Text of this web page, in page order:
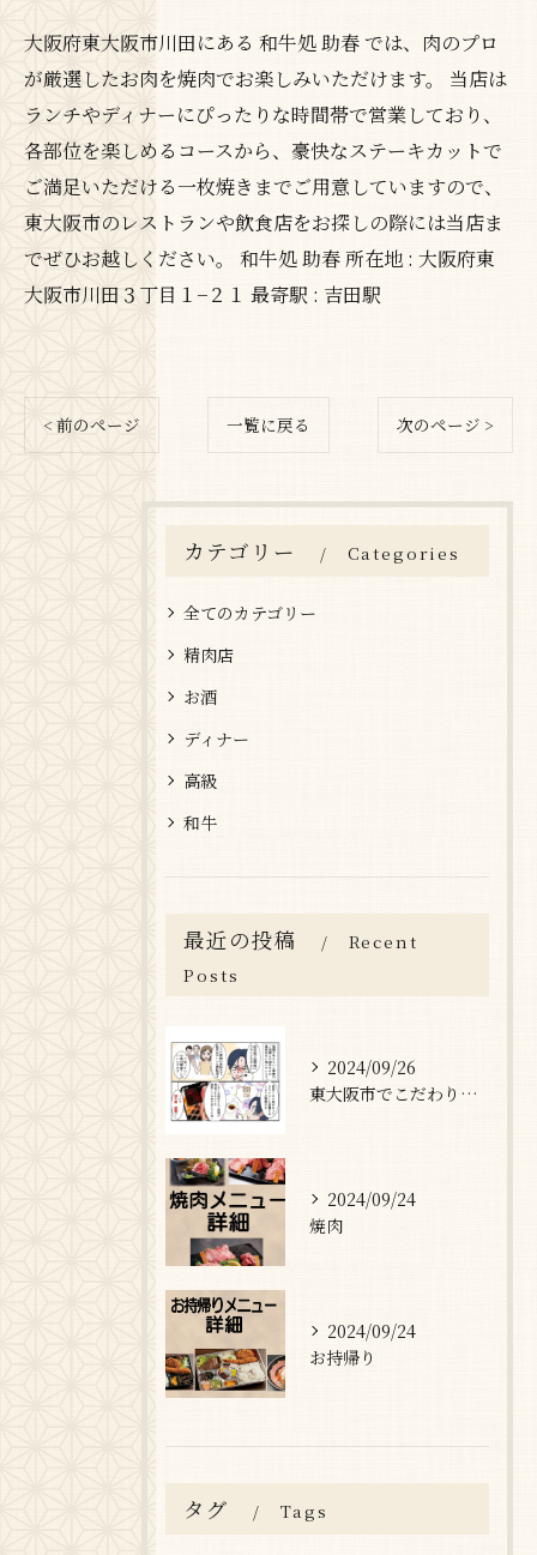
大阪府東大阪市川田にある 和牛処 助春 では、肉のプロ
が厳選したお肉を焼肉でお楽しみいただけます。 当店は
ランチやディナーにぴったりな時間帯で営業しており、
各部位を楽しめるコースから、豪快なステーキカットで
ご満足いただける一枚焼きまでご用意していますので、
東大阪市のレストランや飲食店をお探しの際には当店ま
でぜひお越しください。 和牛処 助春 所在地 : 大阪府東
大阪市川田３丁目１−２１ 最寄駅 : 吉田駅
< 前のページ 一覧に戻る 次のページ >
カテゴリー Categories
全てのカテゴリー
精肉店
お酒
ディナー
高級
和牛
最近の投稿
Recent
Posts
2024/09/26
東大阪市でこだわりの和牛肉をお探しなら、
2024/09/24
焼肉
2024/09/24
お持帰り
タグ Tags